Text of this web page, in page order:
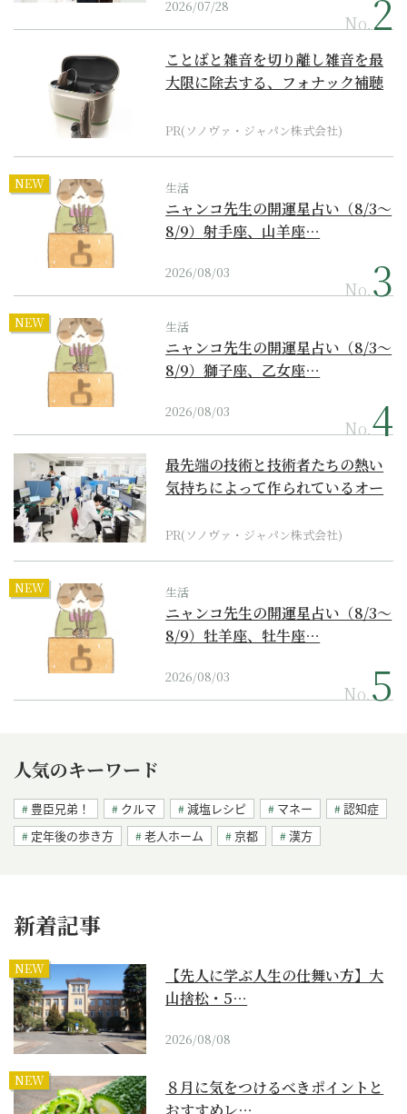
2026/07/28
No.
ことばと雑音を切り離し雑音を最
大限に除去する、フォナック補聴
PR(ソノヴァ・ジャパン株式会社)
NEW 生活
ニャンコ先生の開運星占い（8/3～
8/9）射手座、山羊座…
2026/08/03
No.
NEW 生活
ニャンコ先生の開運星占い（8/3～
8/9）獅子座、乙女座…
2026/08/03
No.
最先端の技術と技術者たちの熱い
気持ちによって作られているオー
PR(ソノヴァ・ジャパン株式会社)
NEW 生活
ニャンコ先生の開運星占い（8/3～
8/9）牡羊座、牡牛座…
2026/08/03
No.
人気のキーワード
豊臣兄弟！ クルマ 減塩レシピ マネー
認知症
定年後の歩き方
老人ホーム 京都 漢方
新着記事
NEW
【先人に学ぶ人生の仕舞い方】大
山捨松・5…
2026/08/08
NEW
８月に気をつけるべきポイントと